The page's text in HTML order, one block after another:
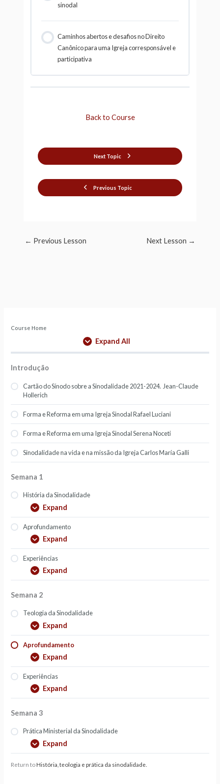
Course Home
Expand All
Introdução
Cartão do Sínodo sobre a Sinodalidade 2021-2024. Jean-Claude
Hollerich
Forma e Reforma em uma Igreja Sinodal Rafael Luciani
Forma e Reforma em uma Igreja Sinodal Serena Noceti
Sinodalidade na vida e na missão da Igreja Carlos María Galli
Semana 1
História da Sinodalidade
Expand
Aprofundamento
Expand
Experiências
Expand
Semana 2
Teologia da Sinodalidade
Expand
Aprofundamento
Expand
Experiências
Expand
Semana 3
Prática Ministerial da Sinodalidade
Expand
Return toHistória, teologia e prática da sinodalidade.
sinodal
Caminhos abertos e desafios no Direito
Canônico para uma Igreja corresponsável e
participativa
Previous Topic
Back to Course
Next Topic
← Previous Lesson Next Lesson →